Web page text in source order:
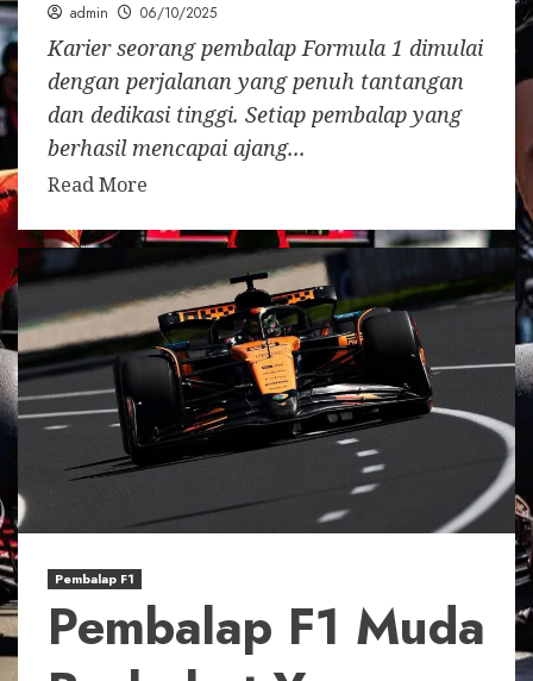
admin 06/10/2025
Karier seorang pembalap Formula 1 dimulai
dengan perjalanan yang penuh tantangan
dan dedikasi tinggi. Setiap pembalap yang
berhasil mencapai ajang...
Read More
Pembalap F1
Pembalap F1 Muda